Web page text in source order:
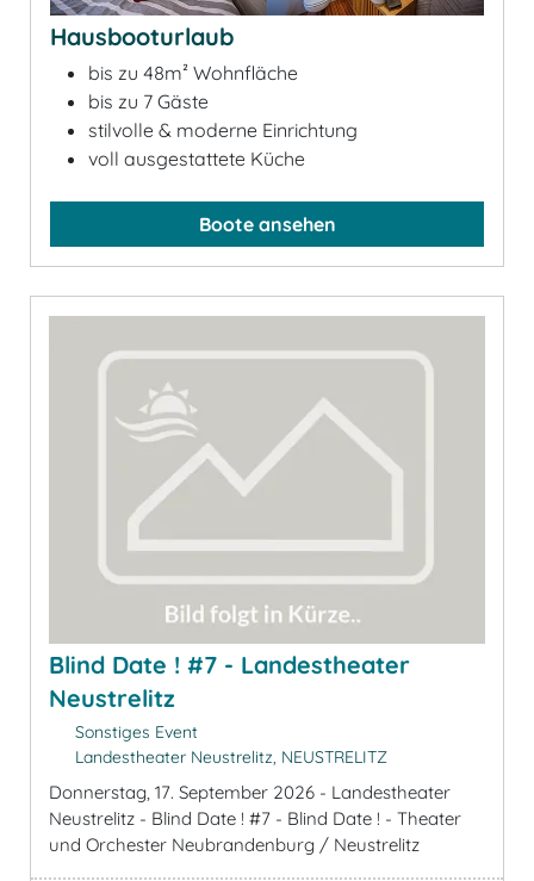
Hausbooturlaub
bis zu 48m² Wohnfläche
bis zu 7 Gäste
stilvolle & moderne Einrichtung
voll ausgestattete Küche
Boote ansehen
Blind Date ! #7 - Landestheater
Neustrelitz
Sonstiges Event
Landestheater Neustrelitz, NEUSTRELITZ
Donnerstag, 17. September 2026 - Landestheater
Neustrelitz - Blind Date ! #7 - Blind Date ! - Theater
und Orchester Neubrandenburg / Neustrelitz